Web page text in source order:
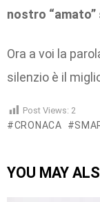
nostro
Ora a voi la
silenzio è il
Post Views: 2
CRONACA
YOU MAY